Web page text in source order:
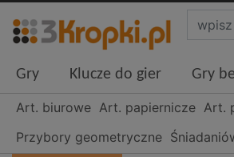
Gry Klucze do gier Gry
Art. biurowe Art. papiernicze Art.
Przybory geometryczne